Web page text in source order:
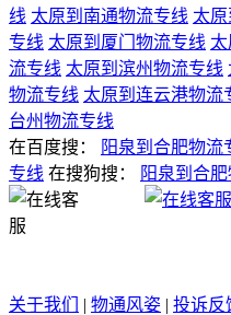
线 太原到南通物流专线 太
专线 太原到厦门物流专线
流专线 太原到滨州物流专线
物流专线 太原到连云港物流
台州物流专线
在百度搜：
阳泉到合肥物流
专线 在搜狗搜： 阳泉到合
关于我们 | 物通风姿 | 投诉反